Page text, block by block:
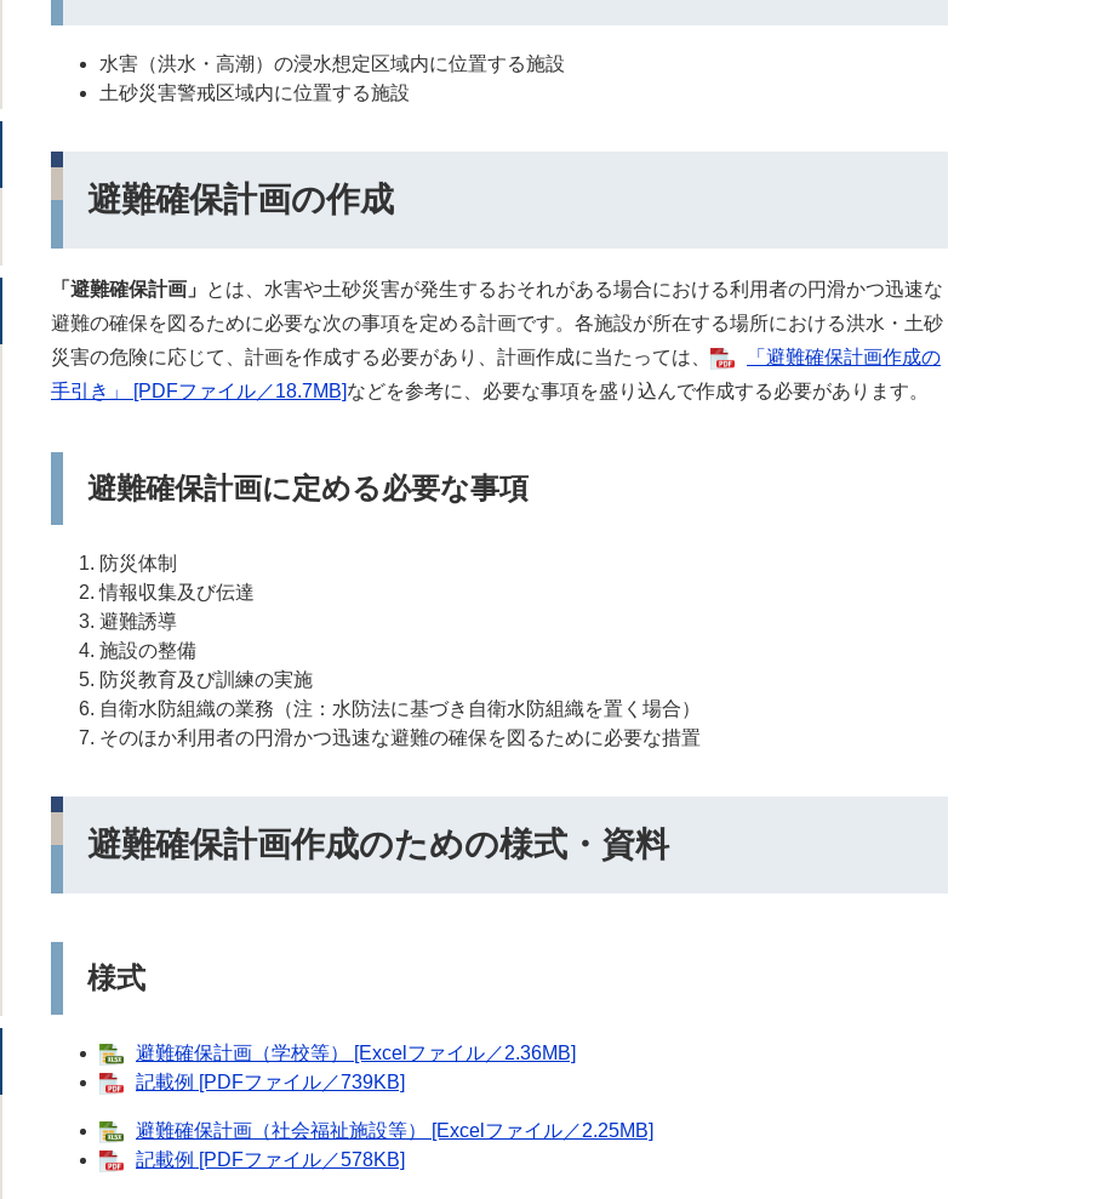
水害（洪水・高潮）の浸水想定区域内に位置する施設
土砂災害警戒区域内に位置する施設
避難確保計画の作成
「避難確保計画」
とは、水害や土砂災害が発生するおそれがある場合における利用者の円滑かつ迅速な
避難の確保を図るために必要な次の事項を定める計画です。各施設が所在する場所における洪水・土砂
災害の危険に応じて、計画を作成する必要があり、計画作成に当たっては、
「避難確保計画作成の
手引き」 [PDFファイル／18.7MB]などを参考に、必要な事項を盛り込んで作成する必要があります。
避難確保計画に定める必要な事項
防災体制
情報収集及び伝達
避難誘導
施設の整備
防災教育及び訓練の実施
自衛水防組織の業務（注：水防法に基づき自衛水防組織を置く場合）
そのほか利用者の円滑かつ迅速な避難の確保を図るために必要な措置
避難確保計画作成のための様式・資料
様式
避難確保計画（学校等） [Excelファイル／2.36MB]
記載例 [PDFファイル／739KB]
避難確保計画（社会福祉施設等） [Excelファイル／2.25MB]
記載例 [PDFファイル／578KB]